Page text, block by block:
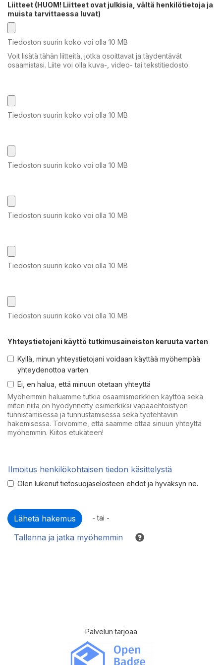
Liitteet (HUOM! Liitteet ovat julkisia, vältä henkilötietoja ja
muista tarvittaessa luvat)
Tiedoston suurin koko voi olla 10 MB
Voit lisätä tähän liitteitä, jotka osoittavat ja täydentävät
osaamistasi. Liite voi olla kuva-, video- tai tekstitiedosto.
Tiedoston suurin koko voi olla 10 MB
Tiedoston suurin koko voi olla 10 MB
Tiedoston suurin koko voi olla 10 MB
Tiedoston suurin koko voi olla 10 MB
Tiedoston suurin koko voi olla 10 MB
Yhteystietojeni käyttö tutkimusaineiston keruuta varten
Kyllä, minun yhteystietojani voidaan käyttää myöhempää
yhteydenottoa varten
Ei, en halua, että minuun otetaan yhteyttä
Myöhemmin haluamme tutkia osaamismerkkien käyttöä sekä
miten niitä on hyödynnetty esimerkiksi vapaaehtoistyön
tunnistamisessa ja tunnustamisessa sekä työtehtäviin
hakemisessa. Toivomme, että saamme ottaa sinuun yhteyttä
myöhemmin. Kiitos etukäteen!
Ilmoitus henkilökohtaisen tiedon käsittelystä
Olen lukenut tietosuojaselosteen ehdot ja hyväksyn ne.
- tai -
Tallenna ja jatka myöhemmin
Palvelun tarjoaa